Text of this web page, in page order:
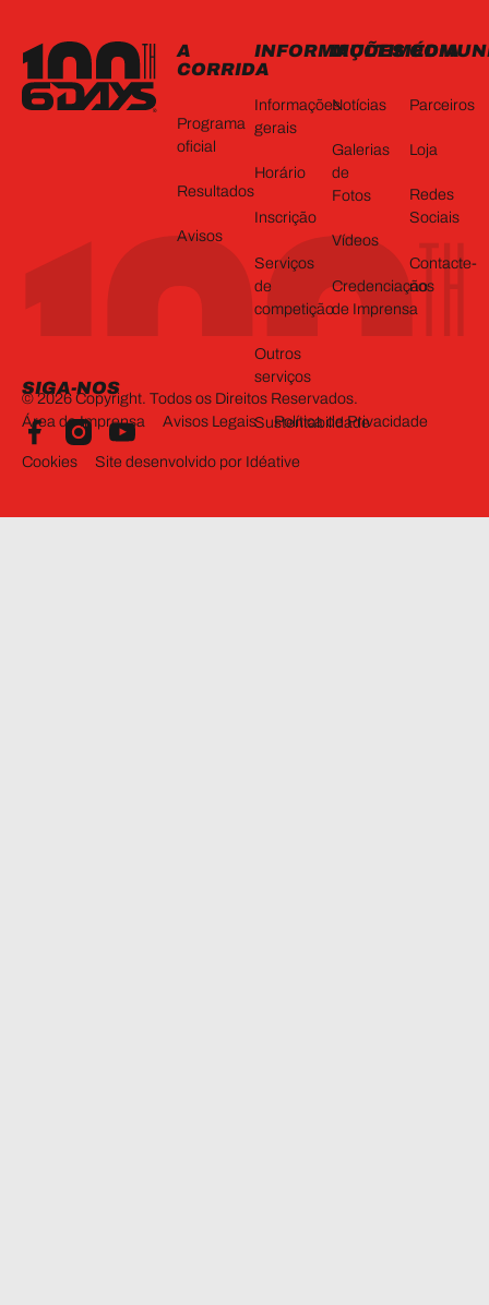
SIGA-NOS
A
CORRIDA
Programa
oficial
Resultados
Avisos
INFORMAÇÕES
Informações
gerais
Horário
Inscrição
Serviços
de
competição
Outros
serviços
Sustentabilidade
MULTIMÉDIA
Notícias
Galerias
de
Fotos
Vídeos
Credenciação
de Imprensa
Parceiros
Loja
Redes
Sociais
Contacte-
nos
©2026Copyright. Todos os Direitos Reservados.
Área de Imprensa
Avisos Legais Política de Privacidade
Cookies Site desenvolvido por Idéative